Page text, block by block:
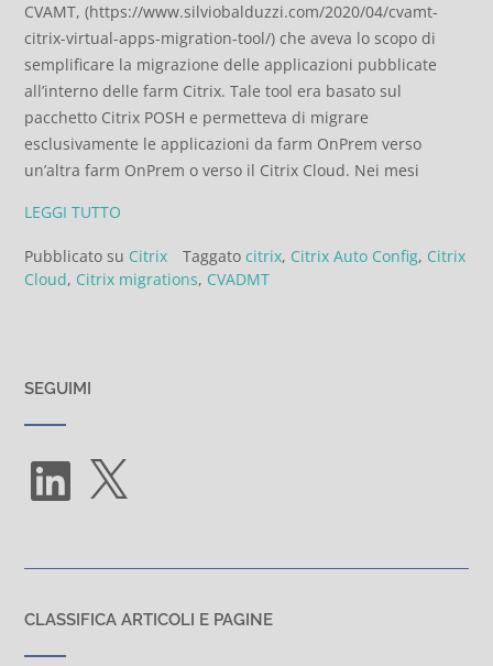
CVAMT, (https://www.silviobalduzzi.com/2020/04/cvamt-
citrix-virtual-apps-migration-tool/) che aveva lo scopo di
semplificare la migrazione delle applicazioni pubblicate
all’interno delle farm Citrix. Tale tool era basato sul
pacchetto Citrix POSH e permetteva di migrare
esclusivamente le applicazioni da farm OnPrem verso
un’altra farm OnPrem o verso il Citrix Cloud. Nei mesi
LEGGI TUTTO
Pubblicato su Citrix Taggato citrix, Citrix Auto Config, Citrix
Cloud, Citrix migrations, CVADMT
SEGUIMI
LinkedIn
CLASSIFICA ARTICOLI E PAGINE